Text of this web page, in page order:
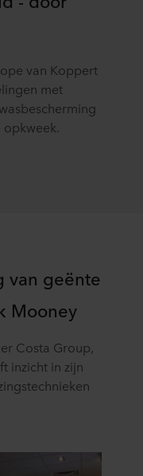
van
uw van Koppert
met
van geënte
Mooney
Costa Group,
inzicht in zijn